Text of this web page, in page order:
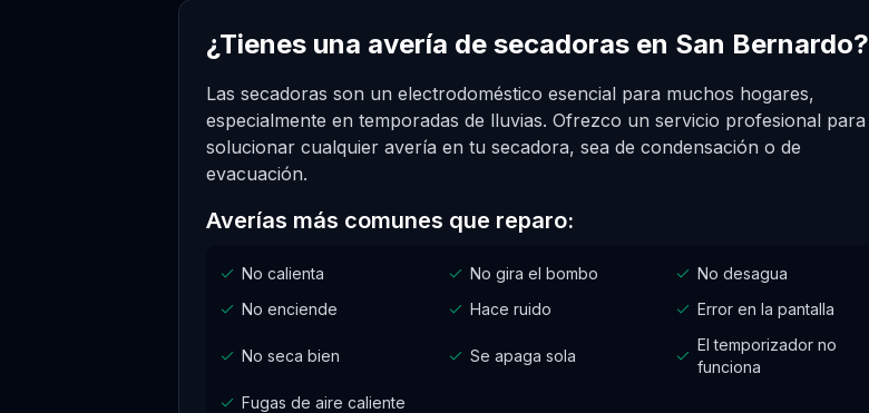
¿Tienes una avería de secadoras en San Bernardo?
Las secadoras son un electrodoméstico esencial para muchos hogares,
especialmente en temporadas de lluvias. Ofrezco un servicio profesional para
solucionar cualquier avería en tu secadora, sea de condensación o de
evacuación.
Averías más comunes que reparo:
No calienta No gira el bombo
No desagua
No enciende
Hace ruido Error en la pantalla
No seca bien Se apaga sola
El temporizador no
funciona
Fugas de aire caliente